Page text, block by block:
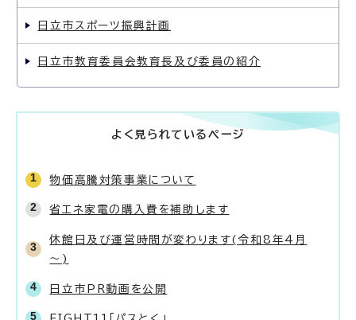
日立市スポーツ振興計画
日立市教育委員会教育長及び委員の紹介
よく見られているページ
物価高騰対策事業について
省エネ家電の購入費を補助します
休館日及び運営時間が変わります(令和8年4月
～)
日立市PR動画を公開